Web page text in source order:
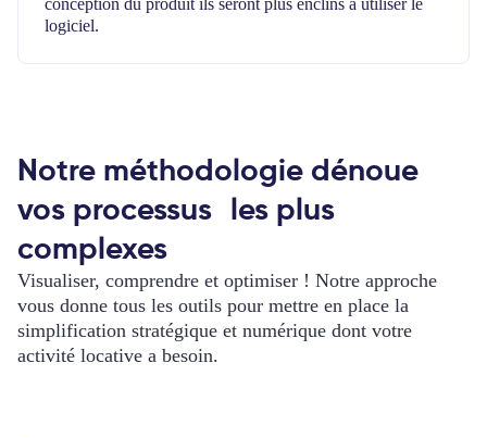
conception du produit ils seront plus enclins à utiliser le
logiciel.
Notre méthodologie dénoue
vos processus les plus
complexes
Visualiser, comprendre et optimiser ! Notre approche
vous donne tous les outils pour mettre en place la
simplification stratégique et numérique dont votre
activité locative a besoin.